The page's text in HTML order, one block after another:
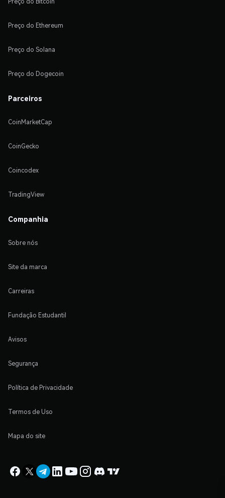
Preço do Ethereum
Preço do Solana
Preço do Dogecoin
Parceiros
CoinMarketCap
CoinGecko
Coincodex
TradingView
Companhia
Sobre nós
Site da marca
Carreiras
Fundação Estudantil
Avisos
Segurança
Política de Privacidade
Termos de Uso
Mapa do site